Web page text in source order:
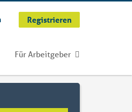
Registrieren
Für Arbeitgeber